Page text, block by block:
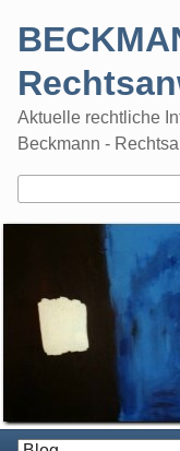
Aktuelle rechtliche
Beckmann -